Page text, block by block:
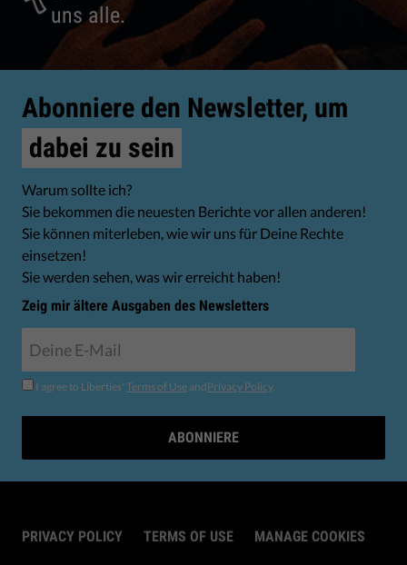
uns alle.
Abonniere den Newsletter, um
dabei zu sein
Warum sollte ich?
Sie bekommen die neuesten Berichte vor allen anderen!
Sie können miterleben, wie wir uns für Deine Rechte
einsetzen!
Sie werden sehen, was wir erreicht haben!
Zeig mir ältere Ausgaben des Newsletters
I agree to Liberties' Terms of Use andPrivacy Policy.
ABONNIERE
PRIVACY POLICY TERMS OF USE MANAGE COOKIES